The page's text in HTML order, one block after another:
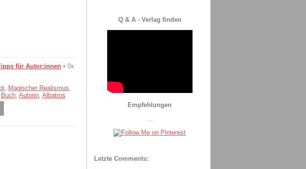
für Autor:innen • 0x
Magischer Realismus
Buch Autorin Albatros
Q & A - Verlag finden
Empfehlungen
Letzte Comments: